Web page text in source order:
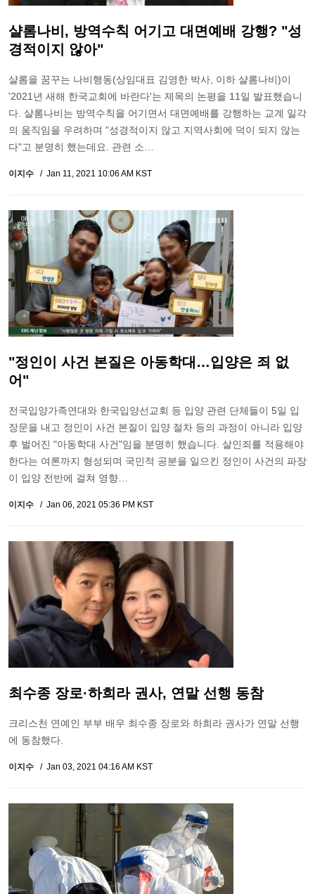
샬롬나비, 방역수칙 어기고 대면예배 강행? "성
경적이지 않아"
샬롬을 꿈꾸는 나비행동(상임대표 김영한 박사, 이하 샬롬나비)이
'2021년 새해 한국교회에 바란다'는 제목의 논평을 11일 발표했습니
다. 샬롬나비는 방역수칙을 어기면서 대면예배를 강행하는 교계 일각
의 움직임을 우려하며 "성경적이지 않고 지역사회에 덕이 되지 않는
다"고 분명히 했는데요. 관련 소…
이지수 Jan 11, 2021 10:06 AM KST
"정인이 사건 본질은 아동학대…입양은 죄 없
어"
전국입양가족연대와 한국입양선교회 등 입양 관련 단체들이 5일 입
장문을 내고 정인이 사건 본질이 입양 절차 등의 과정이 아니라 입양
후 벌어진 "아동학대 사건"임을 분명히 했습니다. 살인죄를 적용해야
한다는 여론까지 형성되며 국민적 공분을 일으킨 정인이 사건의 파장
이 입양 전반에 걸쳐 영향…
이지수 Jan 06, 2021 05:36 PM KST
최수종 장로·하희라 권사, 연말 선행 동참
크리스천 연예인 부부 배우 최수종 장로와 하희라 권사가 연말 선행
에 동참했다.
이지수 Jan 03, 2021 04:16 AM KST